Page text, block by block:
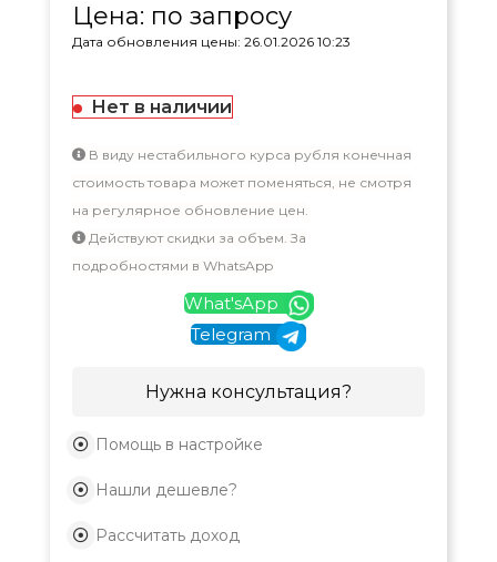
Цена: по запросу
Дата обновления цены: 26.01.2026 10:23
Нет в наличии
В виду нестабильного курса рубля конечная
стоимость товара может поменяться, не смотря
на регулярное обновление цен.
Действуют скидки за объем. За
подробностями в WhatsApp
What'sApp
Telegram
Нужна консультация?
Помощь в настройке
Нашли дешевле?
Рассчитать доход